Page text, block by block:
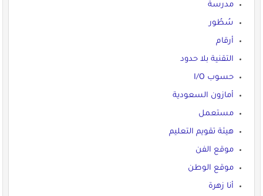
مدرسة
سُطُور
أرقام
التقنية بلا حدود
حسوب I/O
أمازون السعودية
مستعمل
هيئة تقويم التعليم
موقع الفن
موقع الوطن
أنا زهرة